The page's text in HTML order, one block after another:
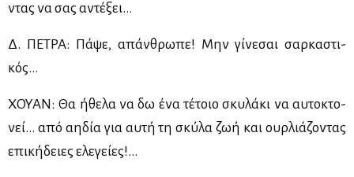
ντας να σας αντέ­ξει…
Δ. ΠΕ­ΤΡΑ: Πά­ψε, απάν­θρω­πε! Μην γί­νε­σαι σαρ­κα­στι­
κός…
ΧΟΥΑΝ: Θα ήθε­λα να δω ένα τέ­τοιο σκυ­λά­κι να αυ­το­κτο­
νεί… από αη­δία για αυ­τή τη σκύ­λα ζωή και ουρ­λιά­ζο­ντας
επι­κή­δειες ελε­γεί­ες!...